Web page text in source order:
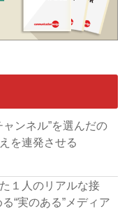
ンネル”を選んだの
を連発させる
１人のリアルな接
“実のある”メディア